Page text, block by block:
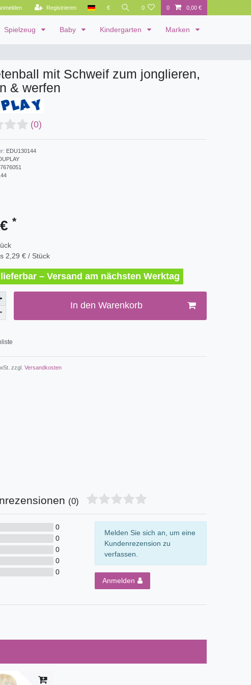
Registrieren € 0 0 0,00 €
Spielzeug Baby Kindergarten Marken
mit Schweif zum jonglieren,
& werfen
(0)
EDU130144
*
2,29 € / Stück
– Versand am nächsten Werktag
In den Warenkorb
zzgl. Versandkosten
(0)
0
0
0
0
0
Melden Sie sich an, um eine
Kundenrezension zu
verfassen.
Anmelden